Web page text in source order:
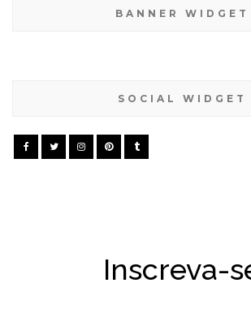
BANNER WIDGET
SOCIAL WIDGET
Inscreva-